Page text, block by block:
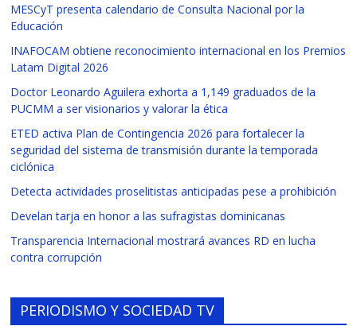
MESCyT presenta calendario de Consulta Nacional por la
Educación
INAFOCAM obtiene reconocimiento internacional en los Premios
Latam Digital 2026
Doctor Leonardo Aguilera exhorta a 1,149 graduados de la
PUCMM a ser visionarios y valorar la ética
ETED activa Plan de Contingencia 2026 para fortalecer la
seguridad del sistema de transmisión durante la temporada
ciclónica
Detecta actividades proselitistas anticipadas pese a prohibición
Develan tarja en honor a las sufragistas dominicanas
Transparencia Internacional mostrará avances RD en lucha
contra corrupción
PERIODISMO Y SOCIEDAD TV